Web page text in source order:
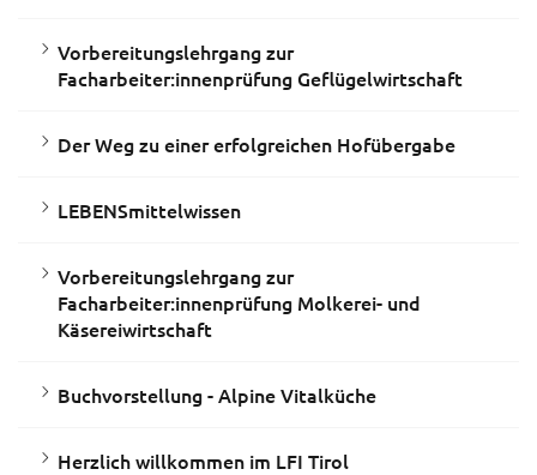
Vorbereitungslehrgang zur
Facharbeiter:innenprüfung Geflügelwirtschaft
Der Weg zu einer erfolgreichen Hofübergabe
LEBENSmittelwissen
Vorbereitungslehrgang zur
Facharbeiter:innenprüfung Molkerei- und
Käsereiwirtschaft
Buchvorstellung - Alpine Vitalküche
Herzlich willkommen im LFI Tirol